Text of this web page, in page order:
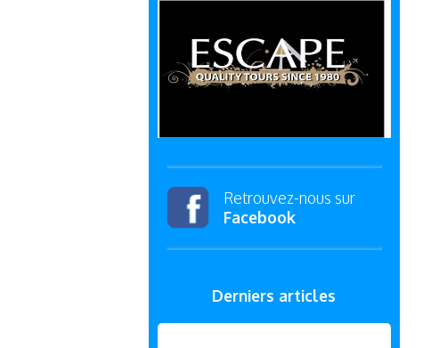
Retrouvez-nous sur
Facebook
Derniers articles